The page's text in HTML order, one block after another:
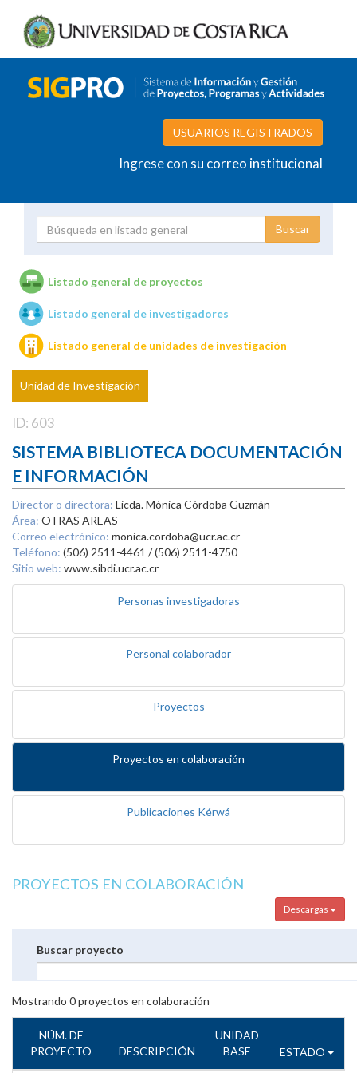
USUARIOS REGISTRADOS
Ingrese con su correo institucional
Unidades de investigación
Listado general de proyectos
Listado general de investigadores
Listado general de unidades de investigación
Unidad de Investigación
ID: 603
SISTEMA BIBLIOTECA DOCUMENTACIÓN
E INFORMACIÓN
Director o directora: Licda. Mónica Córdoba Guzmán
Área: OTRAS AREAS
Correo electrónico: monica.cordoba@ucr.ac.cr
Teléfono: (506) 2511-4461 / (506) 2511-4750
Sitio web: www.sibdi.ucr.ac.cr
Personas investigadoras
Personal colaborador
Proyectos
Proyectos en colaboración
Publicaciones Kérwá
PROYECTOS EN COLABORACIÓN
Descargas
Buscar proyecto
Mostrando 0proyectos en colaboración
NÚM. DE
PROYECTO
DESCRIPCIÓN
UNIDAD
BASE
ESTADO